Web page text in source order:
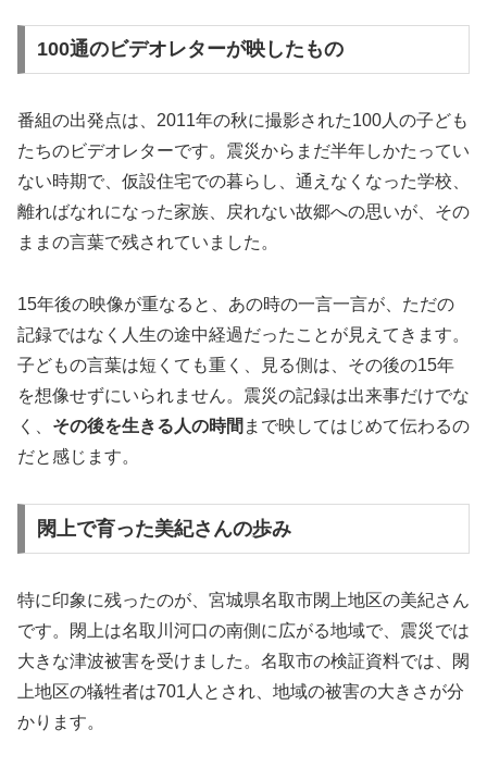
100通のビデオレターが映したもの
番組の出発点は、2011年の秋に撮影された100人の子ども
たちのビデオレターです。震災からまだ半年しかたってい
ない時期で、仮設住宅での暮らし、通えなくなった学校、
離ればなれになった家族、戻れない故郷への思いが、その
ままの言葉で残されていました。
15年後の映像が重なると、あの時の一言一言が、ただの
記録ではなく人生の途中経過だったことが見えてきます。
子どもの言葉は短くても重く、見る側は、その後の15年
を想像せずにいられません。震災の記録は出来事だけでな
く、 その後を生きる人の時間 まで映してはじめて伝わるの
だと感じます。
閖上で育った美紀さんの歩み
特に印象に残ったのが、宮城県名取市閖上地区の美紀さん
です。閖上は名取川河口の南側に広がる地域で、震災では
大きな津波被害を受けました。名取市の検証資料では、閖
上地区の犠牲者は701人とされ、地域の被害の大きさが分
かります。